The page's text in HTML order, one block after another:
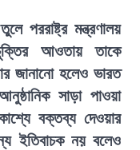
পররাষ্ট্র মন্ত্রণালয়
আওতায় তাকে
জানানো হলেও ভারত
সাড়া পাওয়া
বক্তব্য দেওয়ার
ইতিবাচক নয় বলেও